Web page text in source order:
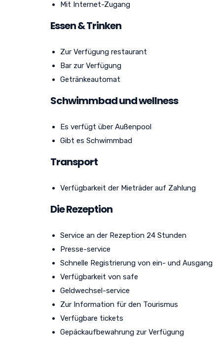
Mit Internet-Zugang
Essen & Trinken
Zur Verfügung restaurant
Bar zur Verfügung
Getränkeautomat
Schwimmbad und wellness
Es verfügt über Außenpool
Gibt es Schwimmbad
Transport
Verfügbarkeit der Mieträder auf Zahlung
Die Rezeption
Service an der Rezeption 24 Stunden
Presse-service
Schnelle Registrierung von ein- und Ausgang
Verfügbarkeit von safe
Geldwechsel-service
Zur Information für den Tourismus
Verfügbare tickets
Gepäckaufbewahrung zur Verfügung